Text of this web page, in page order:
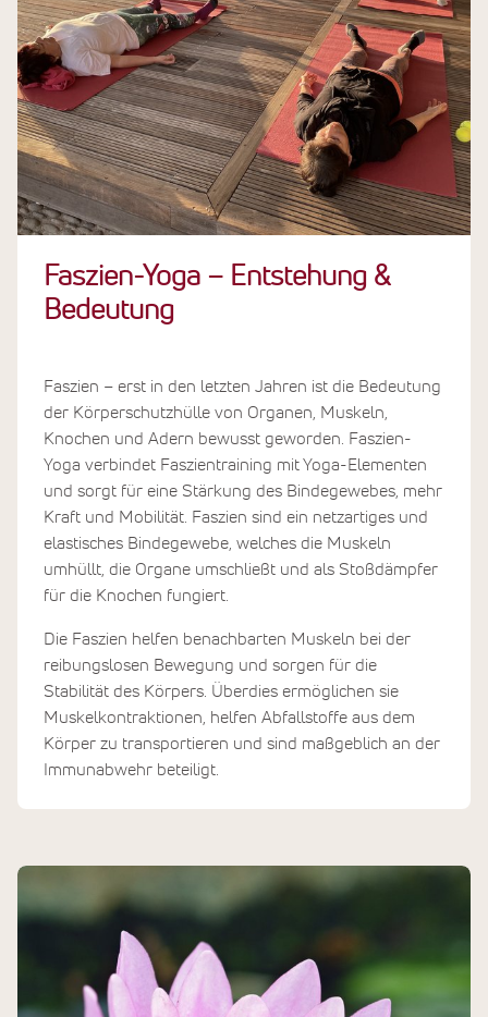
Faszien-Yoga – Entstehung &
Bedeutung
Faszien – erst in den letzten Jahren ist die Bedeutung
der Körperschutzhülle von Organen, Muskeln,
Knochen und Adern bewusst geworden. Faszien-
Yoga verbindet Faszientraining mit Yoga-Elementen
und sorgt für eine Stärkung des Bindegewebes, mehr
Kraft und Mobilität. Faszien sind ein netzartiges und
elastisches Bindegewebe, welches die Muskeln
umhüllt, die Organe umschließt und als Stoßdämpfer
für die Knochen fungiert.
Die Faszien helfen benachbarten Muskeln bei der
reibungslosen Bewegung und sorgen für die
Stabilität des Körpers. Überdies ermöglichen sie
Muskelkontraktionen, helfen Abfallstoffe aus dem
Körper zu transportieren und sind maßgeblich an der
Immunabwehr beteiligt.